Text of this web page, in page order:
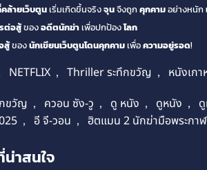
ล้ายเว็บตูนเริ่มเกิดขึ้นจริงจุนจึงถูกคุกคามอย่างหนัก
ต่อสู้ของอดีตนักฆ่าเพื่อปกป้องโลก
สู้ของนักเขียนเว็บตูนโดนคุกคามเพื่อความอยู่รอด!
NETFLIX , Thriller ระทึกขวัญ , หนังเกา
ขวัญ , ควอน ซัง-วู , ดู หนัง , ดูหนัง ,
, อี จี-วอน , ฮิตแมน 2 นักฆ่ามือพระกาฬ
าสนใจ